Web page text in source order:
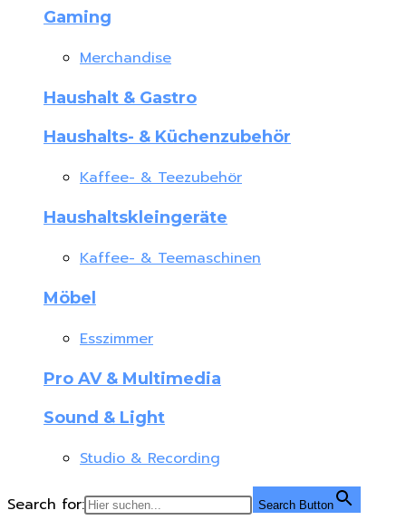
Gaming
Merchandise
Haushalt & Gastro
Haushalts- & Küchenzubehör
Kaffee- & Teezubehör
Haushaltskleingeräte
Kaffee- & Teemaschinen
Möbel
Esszimmer
Pro AV & Multimedia
Sound & Light
Studio & Recording
Search for: Search Button